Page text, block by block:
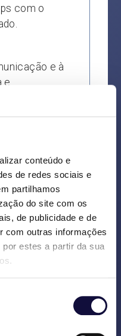
conteúdo e
de redes sociais e
partilhamos
do site com os
de publicidade e de
com outras informações
estes a partir da sua
com o
e à
e
dentro do
orçamento.